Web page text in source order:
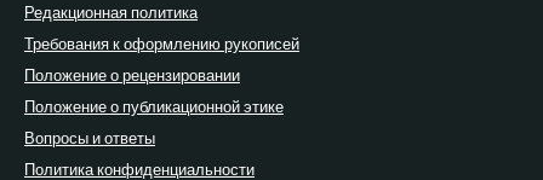
Редакционная политика
Требования к оформлению рукописей
Положение о рецензировании
Положение о публикационной этике
Вопросы и ответы
Политика конфиденциальности